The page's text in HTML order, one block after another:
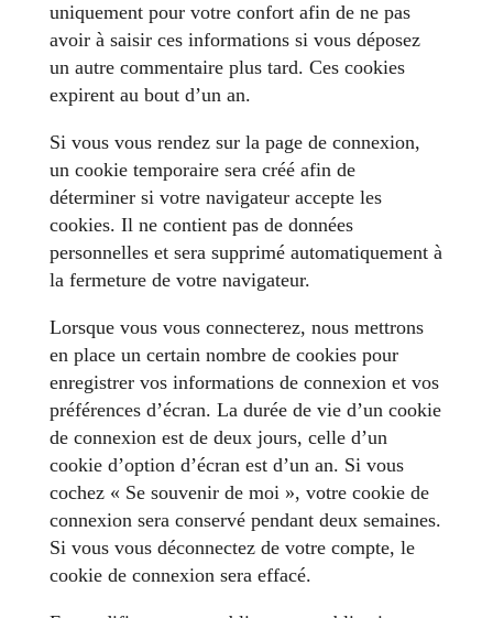
uniquement pour votre confort afin de ne pas
avoir à saisir ces informations si vous déposez
un autre commentaire plus tard. Ces cookies
expirent au bout d’un an.
Si vous vous rendez sur la page de connexion,
un cookie temporaire sera créé afin de
déterminer si votre navigateur accepte les
cookies. Il ne contient pas de données
personnelles et sera supprimé automatiquement à
la fermeture de votre navigateur.
Lorsque vous vous connecterez, nous mettrons
en place un certain nombre de cookies pour
enregistrer vos informations de connexion et vos
préférences d’écran. La durée de vie d’un cookie
de connexion est de deux jours, celle d’un
cookie d’option d’écran est d’un an. Si vous
cochez « Se souvenir de moi », votre cookie de
connexion sera conservé pendant deux semaines.
Si vous vous déconnectez de votre compte, le
cookie de connexion sera effacé.